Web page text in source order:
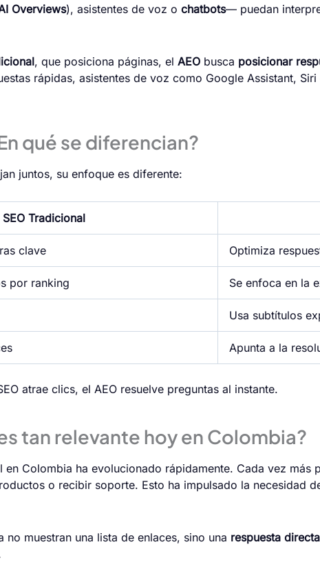
Overviews), asistentes de voz o chatbots— puedan
, que posiciona páginas, el AEO busca posicionar
rápidas, asistentes de voz como Google Assistant,
qué se diferencian?
juntos, su enfoque es diferente:
SEO Tradicional
clave Optimiza
por ranking Se enfoca en la
Usa subtítulos
Apunta a la
atrae clics, el AEO resuelve preguntas al instante.
tan relevante hoy en Colombia?
Colombia ha evolucionado rápidamente. Cada vez
o recibir soporte. Esto ha impulsado la necesidad
no muestran una lista de enlaces, sino una respuesta